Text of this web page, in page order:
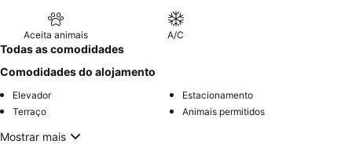
Aceita animais A/C
Todas as comodidades
Comodidades do alojamento
Elevador
Estacionamento
Terraço
Animais permitidos
Mostrar mais